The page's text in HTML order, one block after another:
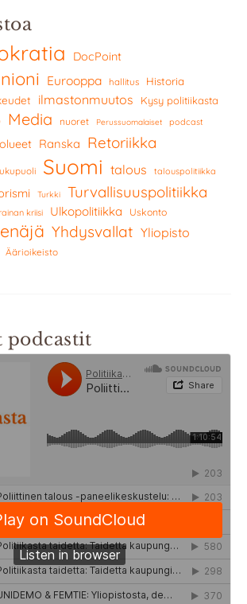
DocPoint
Eurooppa hallitus Historia
ilmastonmuutos Kysy politiikasta
Media nuoret Perussuomalaiset podcast
Ranska Retoriikka
Suomi talous talouspolitiikka
Turkki Turvallisuuspolitiikka
kriisi Ulkopolitiikka Uskonto
Yhdysvallat Yliopisto
Äärioikeisto
podcastit